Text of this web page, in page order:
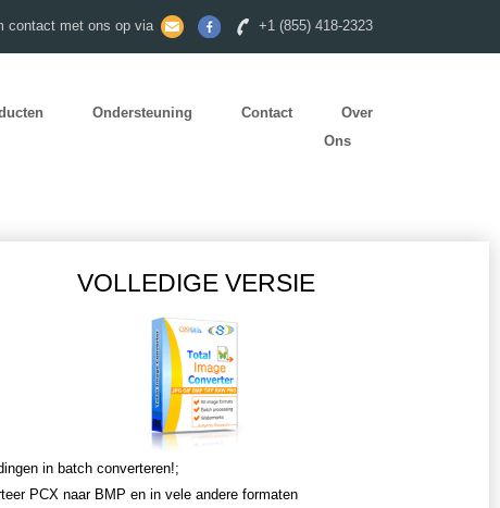
contact met ons op via +1 (855) 418-2323
Ondersteuning Contact
Over
Ons
VOLLEDIGE VERSIE
in batch converteren!;
PCX naar BMP en in vele andere formaten